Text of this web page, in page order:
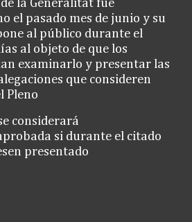
de la Generalitat fue
el pasado mes de junio y su
al público durante el
al objeto de que los
examinarlo y presentar las
que consideren
Pleno
considerará
si durante el citado
presentado